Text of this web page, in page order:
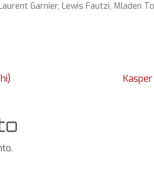
Garnier,Lewis Fautzi, Mladen